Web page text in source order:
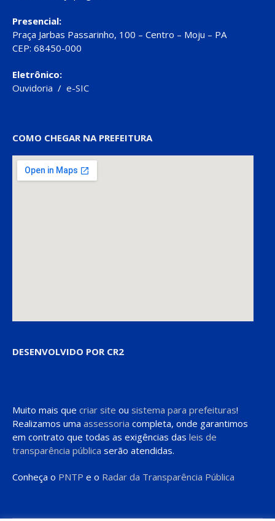
Presencial:
Praça Jarbas Passarinho, 100 – Centro – Moju – PA
CEP: 68450-000
Eletrônico:
Ouvidoria / e-SIC
COMO CHEGAR NA PREFEITURA
DESENVOLVIDO POR CR2
Muito mais que criar site ou sistema para prefeituras!
Realizamos uma assessoria completa, onde garantimos
em contrato que todas as exigências das leis de
transparência pública serão atendidas.
Conheça o PNTP e o Radar da Transparência Pública